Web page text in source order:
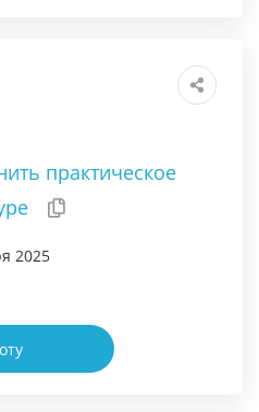
практическое
2025